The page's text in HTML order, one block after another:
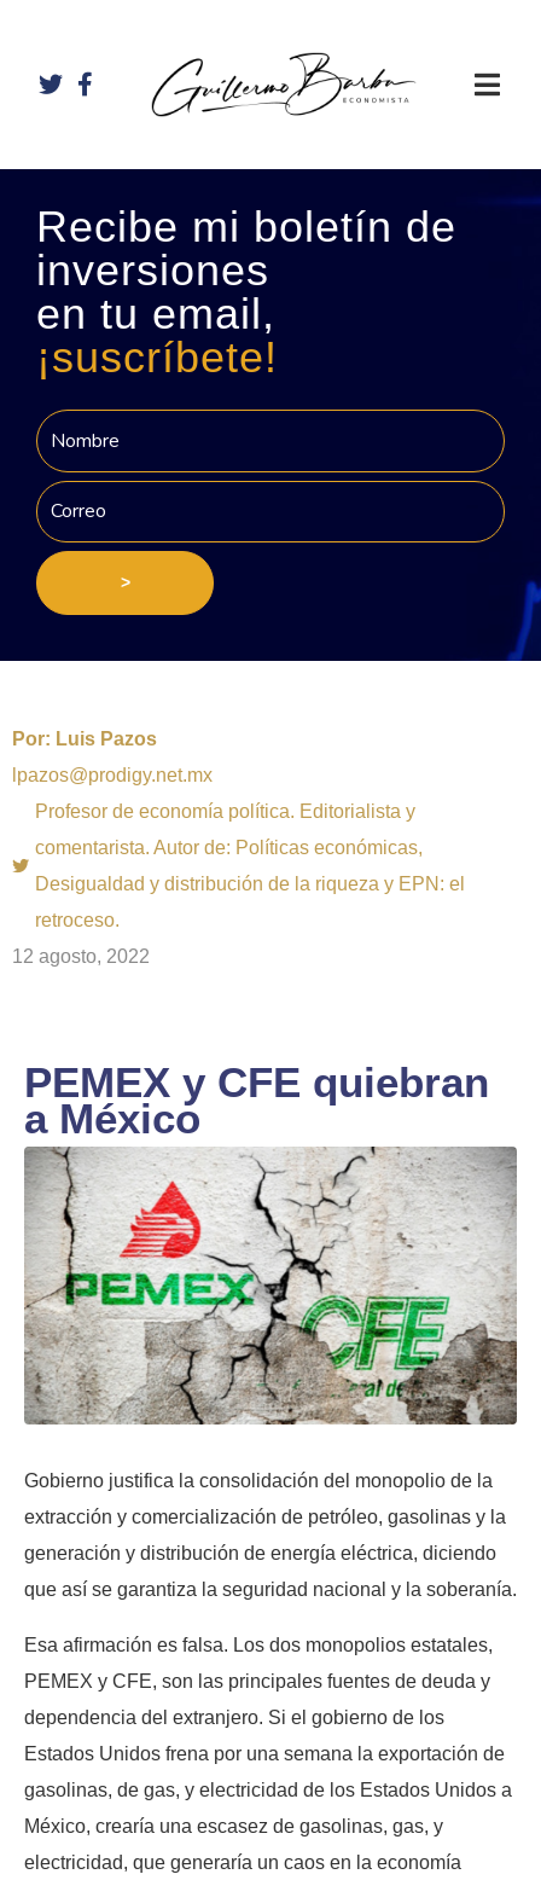
Recibe mi boletín de
inversiones
en tu email,
¡suscríbete!
>
Por: Luis Pazos
lpazos@prodigy.net.mx
Profesor de economía política. Editorialista y
comentarista. Autor de: Políticas económicas,
Desigualdad y distribución de la riqueza y EPN: el
retroceso.
12 agosto, 2022
PEMEX y CFE quiebran
a México
Gobierno justifica la consolidación del monopolio de la
extracción y comercialización de petróleo, gasolinas y la
generación y distribución de energía eléctrica, diciendo
que así se garantiza la seguridad nacional y la soberanía.
Esa afirmación es falsa. Los dos monopolios estatales,
PEMEX y CFE, son las principales fuentes de deuda y
dependencia del extranjero. Si el gobierno de los
Estados Unidos frena por una semana la exportación de
gasolinas, de gas, y electricidad de los Estados Unidos a
México, crearía una escasez de gasolinas, gas, y
electricidad, que generaría un caos en la economía